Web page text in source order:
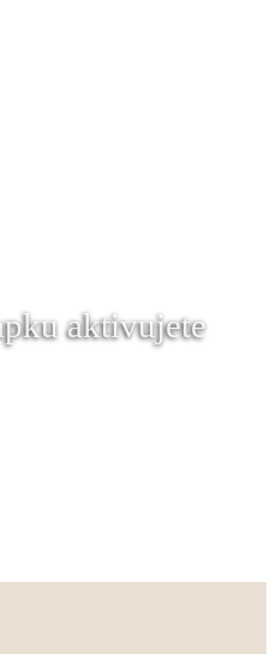
aktivujete